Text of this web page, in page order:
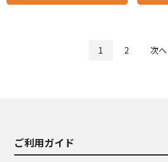
1 2 次へ
ご利用ガイド